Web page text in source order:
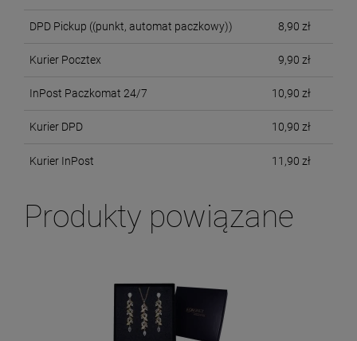
DPD Pickup ((punkt, automat paczkowy)) 8,90 zł
Kurier Pocztex 9,90 zł
InPost Paczkomat 24/7 10,90 zł
Kurier DPD 10,90 zł
Kurier InPost 11,90 zł
Produkty powiązane